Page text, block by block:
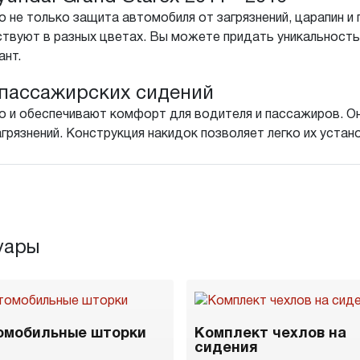
только защита автомобиля от загрязнений, царапин и
в разных цветах. Вы можете придать
сидений
и обеспечивают комфорт для водителя и пассажиров.
Конструкция накидок позволяет легко их
шторки
Комплект чехлов на
сидения